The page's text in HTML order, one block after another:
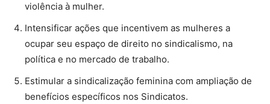
violência à mulher.
Intensificar ações que incentivem as mulheres a
ocupar seu espaço de direito no sindicalismo, na
política e no mercado de trabalho.
Estimular a sindicalização feminina com ampliação de
benefícios específicos nos Sindicatos.